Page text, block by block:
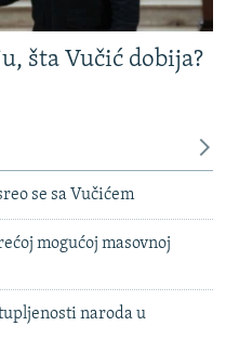
šta Vučić dobija?
se sa Vučićem
mogućoj masovnoj
naroda u